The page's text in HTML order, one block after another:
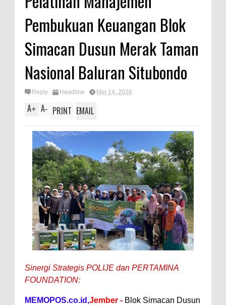
Pembukuan Keuangan Blok
Simacan Dusun Merak Taman
Nasional Baluran Situbondo
Reply Headline Mei 14, 2026
A+ A- PRINT EMAIL
Sinergi Strategis POLIJE dan PERTAMINA
FOUNDATION:
MEMOPOS.co.id,Jember - Blok Simacan Dusun